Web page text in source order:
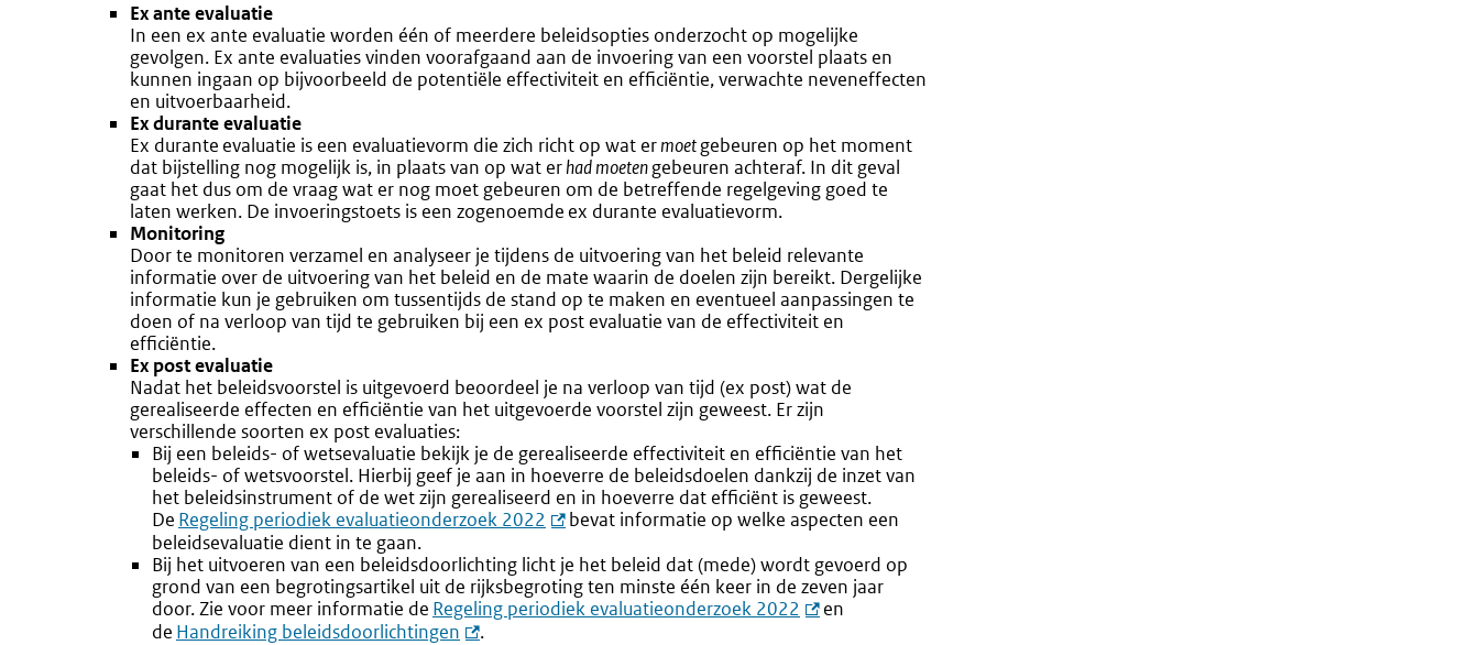
Ex ante evaluatie
In een ex ante evaluatie worden één of meerdere beleidsopties onderzocht op mogelijke
gevolgen. Ex ante evaluaties vinden voorafgaand aan de invoering van een voorstel plaats en
kunnen ingaan op bijvoorbeeld de potentiële effectiviteit en efficiëntie, verwachte neveneffecten
en uitvoerbaarheid.
Ex durante evaluatie
Ex durante evaluatie is een evaluatievorm die zich richt op wat ermoetgebeuren op het moment
dat bijstelling nog mogelijk is, in plaats van op wat erhad moetengebeuren achteraf. In dit geval
gaat het dus om de vraag wat er nog moet gebeuren om de betreffende regelgeving goed te
laten werken. De invoeringstoets is een zogenoemde ex durante evaluatievorm.
Monitoring
Door te monitoren verzamel en analyseer je tijdens de uitvoering van het beleid relevante
informatie over de uitvoering van het beleid en de mate waarin de doelen zijn bereikt. Dergelijke
informatie kun je gebruiken om tussentijds de stand op te maken en eventueel aanpassingen te
doen of na verloop van tijd te gebruiken bij een ex post evaluatie van de effectiviteit en
efficiëntie.
Ex post evaluatie
Nadat het beleidsvoorstel is uitgevoerd beoordeel je na verloop van tijd (ex post) wat de
gerealiseerde effecten en efficiëntie van het uitgevoerde voorstel zijn geweest. Er zijn
verschillende soorten ex post evaluaties:
Bij een beleids- of wetsevaluatie bekijk je de gerealiseerde effectiviteit en efficiëntie van het
beleids- of wetsvoorstel. Hierbij geef je aan in hoeverre de beleidsdoelen dankzij de inzet van
het beleidsinstrument of de wet zijn gerealiseerd en in hoeverre dat efficiënt is geweest.
De Regeling periodiek evaluatieonderzoek 2022
bevat informatie op welke aspecten een
beleidsevaluatie dient in te gaan.
Bij het uitvoeren van een beleidsdoorlichting licht je het beleid dat (mede) wordt gevoerd op
grond van een begrotingsartikel uit de rijksbegroting ten minste één keer in de zeven jaar
door. Zie voor meer informatie de Regeling periodiek evaluatieonderzoek 2022
en
de Handreiking beleidsdoorlichtingen
.